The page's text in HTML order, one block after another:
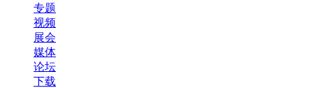
专题
视频
展会
媒体
论坛
下载